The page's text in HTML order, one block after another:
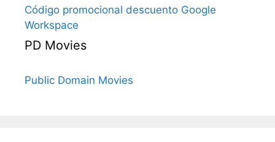
Código promocional descuento Google
Workspace
PD Movies
Public Domain Movies